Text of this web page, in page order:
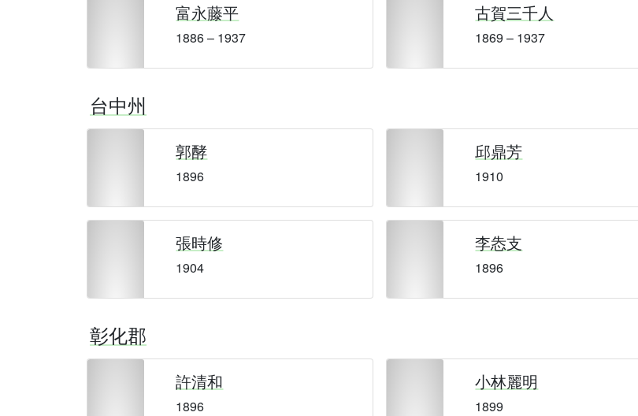
富永藤平
1886 – 1937
古賀三千人
1869 – 1937
台中州
郭酵
1896
邱鼎芳
1910
張時修
1904
李怣支
1896
彰化郡
許清和
1896
小林麗明
1899